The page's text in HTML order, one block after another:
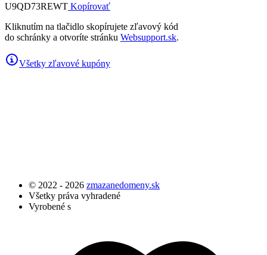
U9QD73REWT Kopírovať
Kliknutím na tlačidlo skopírujete zľavový kód
do schránky a otvoríte stránku Websupport.sk.
Všetky zľavové kupóny
© 2022 - 2026 zmazanedomeny.sk
Všetky práva vyhradené
Vyrobené s